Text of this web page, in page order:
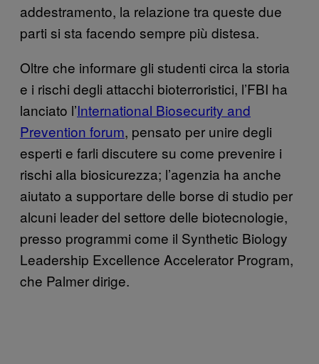
addestramento, la relazione tra queste due
parti si sta facendo sempre più distesa.
Oltre che informare gli studenti circa la storia
e i rischi degli attacchi bioterroristici, l’FBI ha
lanciato l’International Biosecurity and
Prevention forum, pensato per unire degli
esperti e farli discutere su come prevenire i
rischi alla biosicurezza; l’agenzia ha anche
aiutato a supportare delle borse di studio per
alcuni leader del settore delle biotecnologie,
presso programmi come il Synthetic Biology
Leadership Excellence Accelerator Program,
che Palmer dirige.